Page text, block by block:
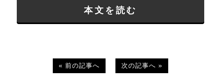
本文を読む
« 前の記事へ 次の記事へ »